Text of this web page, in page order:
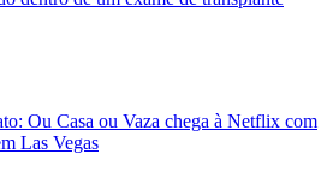
Ou Casa ou Vaza chega à Netflix com
Las Vegas